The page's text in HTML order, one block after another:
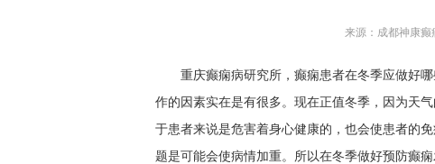
来源：成都神康癫
重庆癫痫病研究所，癫痫患者在冬季应做好哪
作的因素实在是有很多。现在正值冬季，因为天
于患者来说是危害着身心健康的，也会使患者的
题是可能会使病情加重。所以在冬季做好预防癫